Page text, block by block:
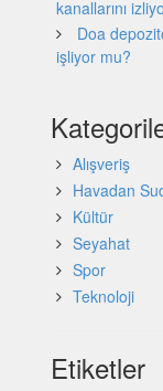
kanallarını
Doa
işliyor mu?
Alışveriş
Havadan
Kültür
Seyahat
Spor
Teknoloji
Etiketler